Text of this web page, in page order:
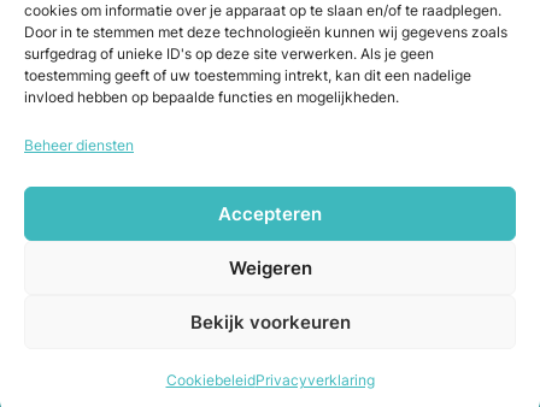
cookies om informatie over je apparaat op te slaan en/of te raadplegen.
Door in te stemmen met deze technologieën kunnen wij gegevens zoals
surfgedrag of unieke ID's op deze site verwerken. Als je geen
toestemming geeft of uw toestemming intrekt, kan dit een nadelige
invloed hebben op bepaalde functies en mogelijkheden.
Beheer diensten
Accepteren
Weigeren
Bekijk voorkeuren
CookiebeleidPrivacyverklaring
Over Joyce
De webshop
Blog
Herroeping en annuleren
rechten voorbehouden.
Algemene voorwaarden|Cookiebeleid